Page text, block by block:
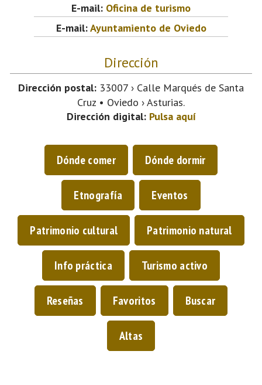
E-mail: Oficina de turismo
E-mail:Ayuntamiento de Oviedo
Dirección
Dirección postal: 33007 › Calle Marqués de Santa
Cruz • Oviedo › Asturias.
Dirección digital: Pulsa aquí
Dónde comer Dónde dormir
Etnografía Eventos
Patrimonio cultural Patrimonio natural
Info práctica Turismo activo
Reseñas Favoritos Buscar
Altas